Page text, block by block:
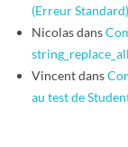
(Erreur Standard)
Nicolasdans
Vincentdans
au test de